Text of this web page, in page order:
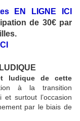
EN LIGNE ICI
de 30€ par
ludique de cette
à la transition
surtout l’occasion
par le biais de